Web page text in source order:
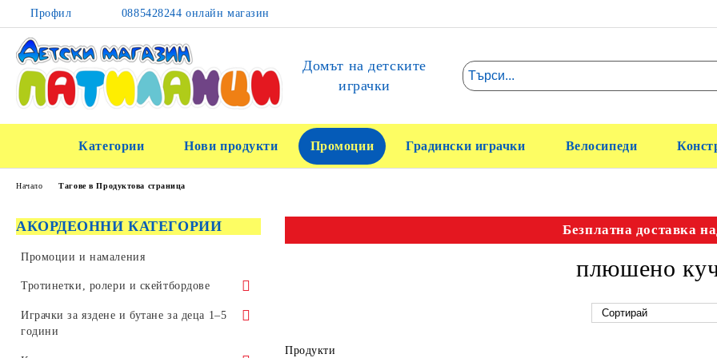
Профил 0885428244 онлайн магазин
Домът на детските
играчки
Категории Нови продукти Промоции Градински играчки Велосипеди
АКОРДЕОННИ КАТЕГОРИИ
Промоции и намаления
Тротинетки, ролери и скейтбордове
Тротинетки за трикове и скачане
Играчки за яздене и бутане за деца 1–5
години
Безплатна доставка
Начало Тагове в Продуктова страница
плюшено
Продукти